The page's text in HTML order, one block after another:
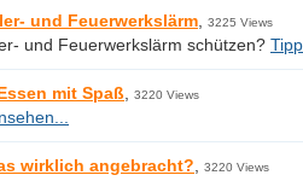
und Feuerwerkslärm 3225 Views
und Feuerwerkslärm schützen?
mit Spaß 3220 Views
wirklich angebracht? 3220 Views